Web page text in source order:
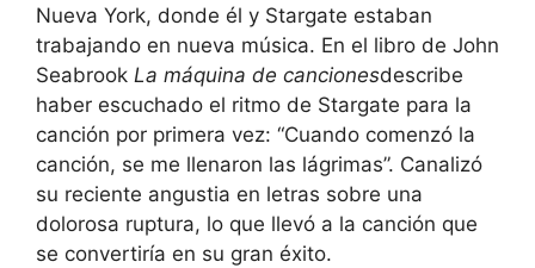
Nueva York, donde él y Stargate estaban
trabajando en nueva música. En el libro de John
Seabrook La máquina de cancionesdescribe
haber escuchado el ritmo de Stargate para la
canción por primera vez: “Cuando comenzó la
canción, se me llenaron las lágrimas”. Canalizó
su reciente angustia en letras sobre una
dolorosa ruptura, lo que llevó a la canción que
se convertiría en su gran éxito.